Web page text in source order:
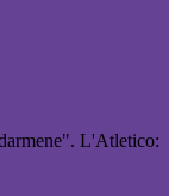
L'Atletico: